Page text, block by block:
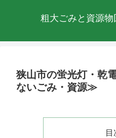
粗大ごみと資源
狭山市の蛍光灯・乾
ないごみ・資源≫
目